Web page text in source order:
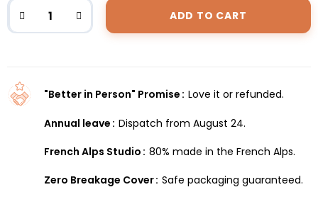
ADD TO CART
"Better in Person" Promise Love it or refunded.
Annual leave Dispatch from August 24.
French Alps Studio 80% made in the French Alps.
Zero Breakage Cover Safe packaging guaranteed.